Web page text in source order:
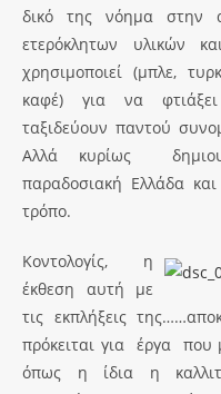
δικό της νόημα
ετερόκλητων υλικών
χρησιμοποιεί (μπλε,
καφέ) για να
ταξιδεύουν παντού
Αλλά κυρίως
παραδοσιακή Ελλάδα
τρόπο.
Κοντολογίς, η
έκθεση αυτή με
τις εκπλήξεις
πρόκειται για έργα που
όπως η ίδια η